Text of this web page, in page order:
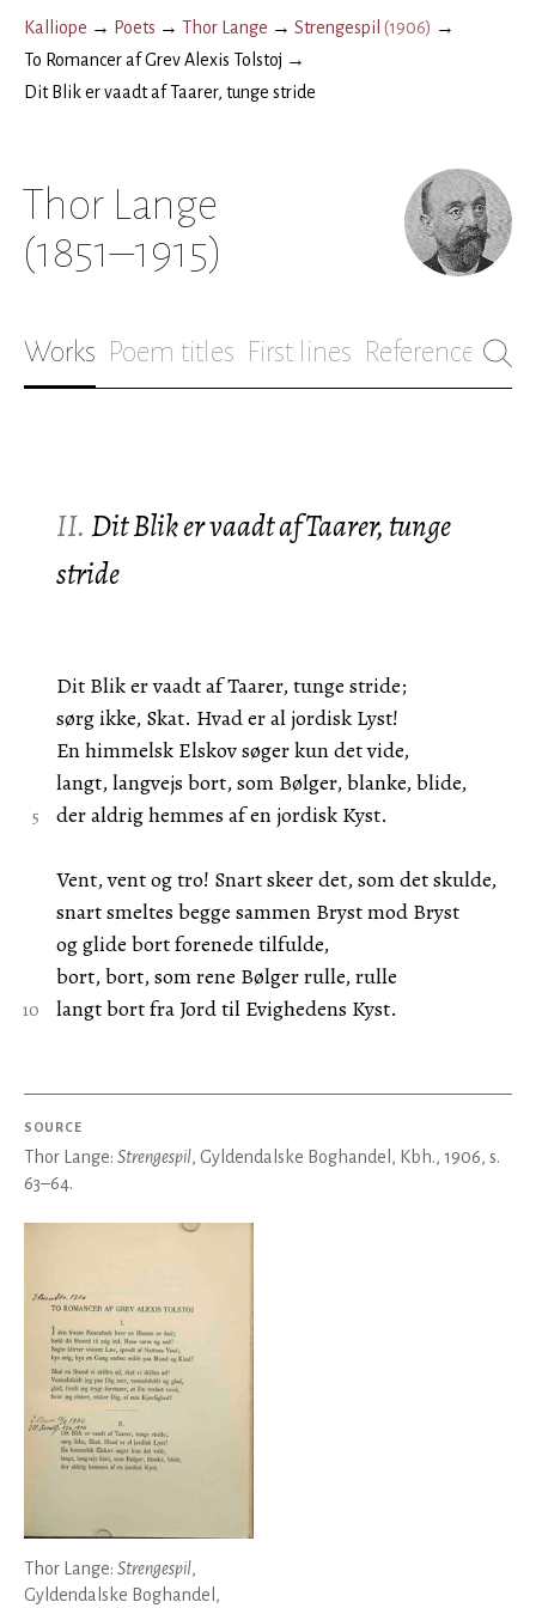
Kalliope → Poets → Thor Lange → Strengespil (1906) →
To Romancer af Grev Alexis Tolstoj →
Dit Blik er vaadt af Taarer, tunge stride
Thor Lange
(1851–1915)
Works Poem titles First lines References
II. Dit Blik er vaadt af Taarer, tunge
stride
Dit Blik er vaadt af Taarer, tunge stride;
sørg ikke, Skat. Hvad er al jordisk Lyst!
En himmelsk Elskov søger kun det vide,
langt, langvejs bort, som Bølger, blanke, blide,
der aldrig hemmes af en jordisk Kyst.
Vent, vent og tro! Snart skeer det, som det skulde,
snart smeltes begge sammen Bryst mod Bryst
og glide bort forenede tilfulde,
bort, bort, som rene Bølger rulle, rulle
langt bort fra Jord til Evighedens Kyst.
SOURCE
Thor Lange: Strengespil, Gyldendalske Boghandel, Kbh., 1906, s.
63–64.
Thor Lange: Strengespil,
Gyldendalske Boghandel,